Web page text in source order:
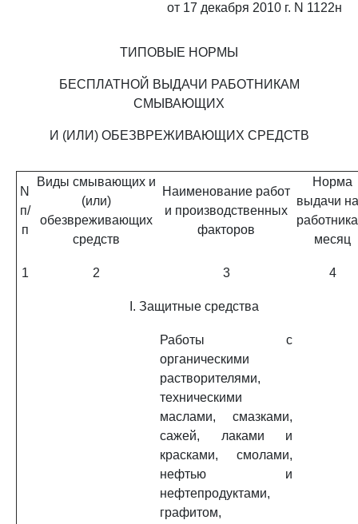
от 17 декабря 2010 г. N 1122н
ТИПОВЫЕ НОРМЫ
БЕСПЛАТНОЙ ВЫДАЧИ РАБОТНИКАМ
СМЫВАЮЩИХ
И (ИЛИ) ОБЕЗВРЕЖИВАЮЩИХ СРЕДСТВ
N
п/
п
Виды смывающих и
(или)
обезвреживающих
средств
Наименование работ
и производственных
факторов
Норма
выдачи
месяц
1 2 3 4
I. Защитные средства
Работы с
органическими
растворителями,
техническими
маслами, смазками,
сажей, лаками и
красками, смолами,
нефтью и
нефтепродуктами,
графитом,